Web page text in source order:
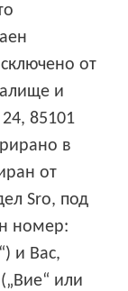
от
и
85101
в
от
Sro, под
номер:
и Вас,
или